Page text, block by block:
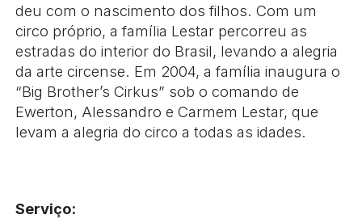
deu com o nascimento dos filhos. Com um
circo próprio, a família Lestar percorreu as
estradas do interior do Brasil, levando a alegria
da arte circense. Em 2004, a família inaugura o
“Big Brother’s Cirkus” sob o comando de
Ewerton, Alessandro e Carmem Lestar, que
levam a alegria do circo a todas as idades.
Serviço: